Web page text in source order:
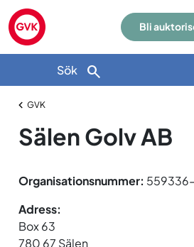
Bli
Sök
GVK
Sälen Golv AB
Organisationsnummer:
Adress:
Box 63
780 67 Sälen